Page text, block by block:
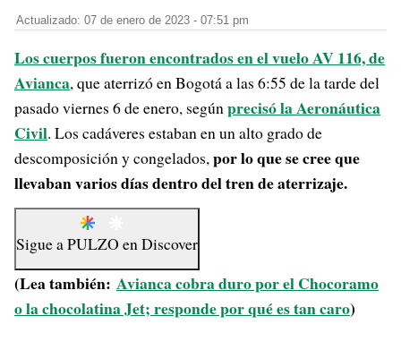
Actualizado: 07 de enero de 2023 - 07:51 pm
Los cuerpos fueron encontrados en el vuelo AV 116, de
Avianca, que aterrizó en Bogotá a las 6:55 de la tarde del
pasado viernes 6 de enero, segúnprecisó la Aeronáutica
Civil. Los cadáveres estaban en un alto grado de
descomposición y congelados,por lo que se cree que
llevaban varios días dentro del tren de aterrizaje.
Sigue aPULZO enDiscover
(Lea también: Avianca cobra duro por el Chocoramo
o la chocolatina Jet; responde por qué es tan caro)